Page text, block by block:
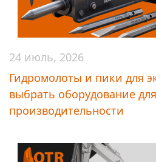
24 июль, 2026
Гидромолоты и пики для
выбрать оборудование
производительности